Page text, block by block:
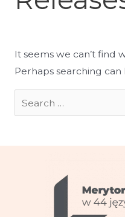
It seems we can’t find
Perhaps searching can